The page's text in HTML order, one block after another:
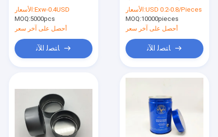
الأسعار:Exw-0.4USD
MOQ:5000pcs
أحصل على آخر سعر
ﺎﺘﺼﻟ ﺍﻶﻧ
لتونة التونة حجم الطعام
65x30mm
الأسعار:USD 0.2-0.8/Pieces
MOQ:10000pieces
أحصل على آخر سعر
ﺎﺘﺼﻟ ﺍﻶﻧ